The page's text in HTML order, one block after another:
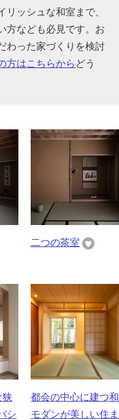
ッシュな和室まで、
方なども必見です。お
わった家づくりを検討
方はこちらから どう
二つの茶室
狭
シ
都会の中心に建つ和
モダンが美しい住ま